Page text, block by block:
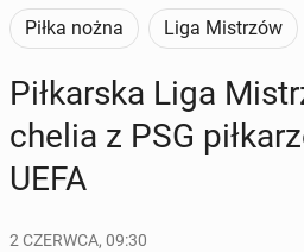
Piłka nożna Liga Mistrzów
Pił­kar­ska Liga
che­lia z PSG
UEFA
2 CZERWCA, 09:30